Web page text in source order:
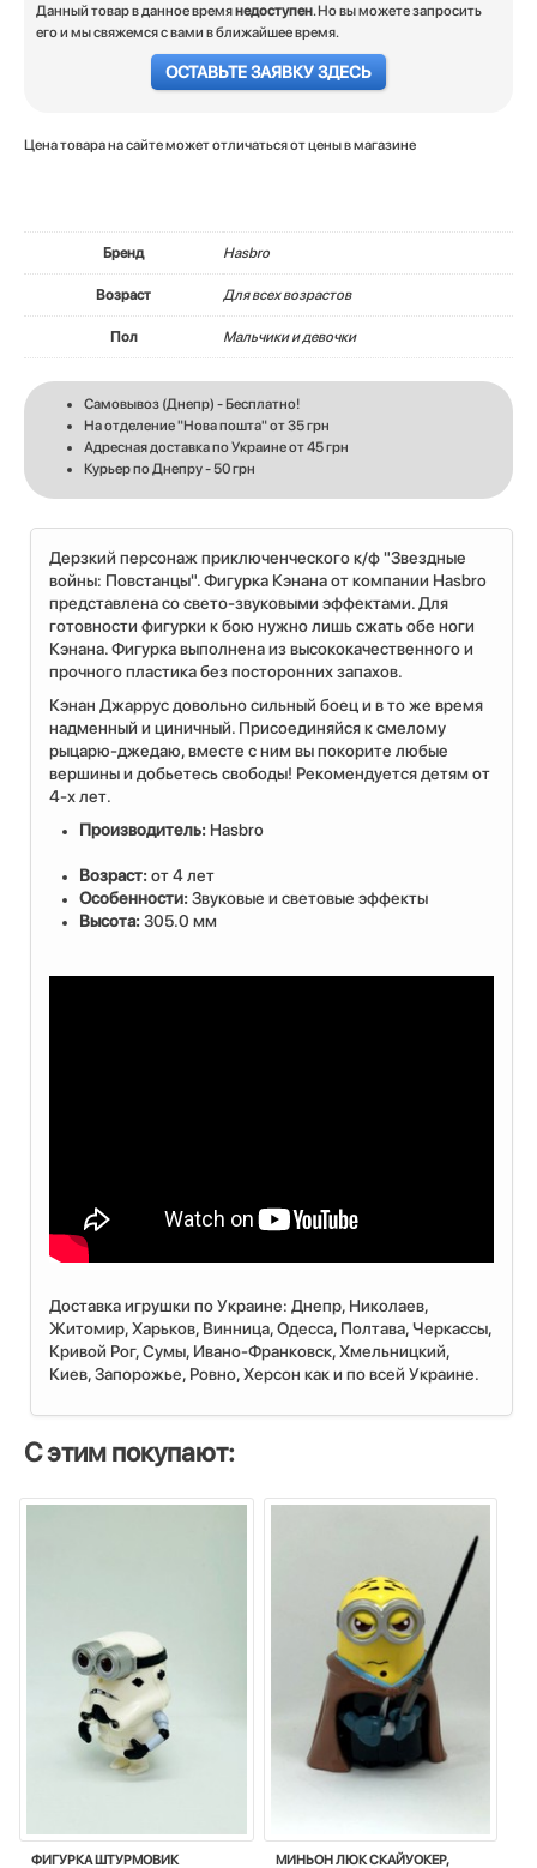
Данный товар в данное времянедоступен. Но вы можете запросить
его и мы свяжемся с вами в ближайшее время.
ОСТАВЬТЕ ЗАЯВКУ ЗДЕСЬ
Цена товара на сайте может отличаться от цены в магазине
Бренд Hasbro
Возраст Для всех возрастов
Пол Мальчики и девочки
Самовывоз (Днепр) - Бесплатно!
На отделение "Нова пошта" от 35 грн
Адресная доставка по Украине от 45 грн
Курьер по Днепру - 50 грн
Дерзкий персонаж приключенческого к/ф "Звездные
войны: Повстанцы". Фигурка Кэнана от компании Hasbro
представлена со свето-звуковыми эффектами. Для
готовности фигурки к бою нужно лишь сжать обе ноги
Кэнана. Фигурка выполнена из высококачественного и
прочного пластика без посторонних запахов.
Кэнан Джаррус довольно сильный боец и в то же время
надменный и циничный. Присоединяйся к смелому
рыцарю-джедаю, вместе с ним вы покорите любые
вершины и добьетесь свободы! Рекомендуется детям от
4-х лет.
Производитель: Hasbro
Возраст:от 4 лет
Особенности:Звуковые и световые эффекты
Высота:305.0 мм
Доставка игрушки по Украине: Днепр, Николаев,
Житомир, Харьков, Винница, Одесса, Полтава, Черкассы,
Кривой Рог, Сумы, Ивано-Франковск, Хмельницкий,
Киев, Запорожье, Ровно, Херсон как и по всей Украине.
С этим покупают:
ФИГУРКА ШТУРМОВИК МИНЬОН ЛЮК СКАЙУОКЕР,